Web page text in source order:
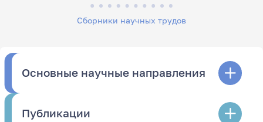
Сборники научных трудов
Основные научные направления
Публикации